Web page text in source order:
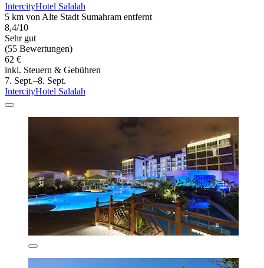
IntercityHotel Salalah
5 km von Alte Stadt Sumahram entfernt
8,4/10
Sehr gut
(55 Bewertungen)
62 €
inkl. Steuern & Gebühren
7. Sept.–8. Sept.
IntercityHotel Salalah